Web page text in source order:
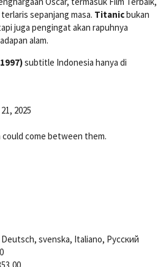
sepanjang masa. Titanicbukan
juga pengingat akan rapuhnya
alam.
subtitle Indonesia hanya di
2025
come between them.
svenska, Italiano, Pусский